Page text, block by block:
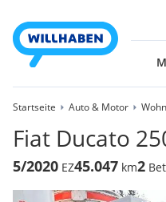
Startseite Auto & Motor
Fiat Ducato
5/2020 EZ45.047 km2